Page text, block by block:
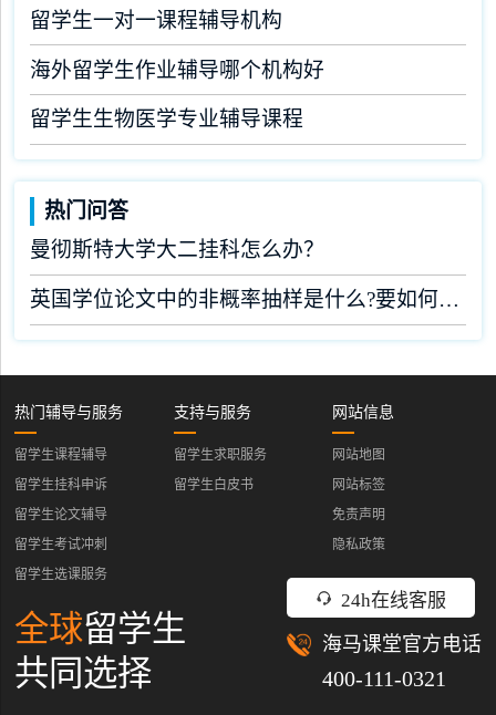
留学生一对一课程辅导机构
海外留学生作业辅导哪个机构好
留学生生物医学专业辅导课程
热门问答
曼彻斯特大学大二挂科怎么办？
英国学位论文中的非概率抽样是什么?要如何完成?
24h在线客服
海马课堂官方电话
400-111-0321
热门辅导与服务
留学生课程辅导
留学生挂科申诉
留学生论文辅导
留学生考试冲刺
留学生选课服务
支持与服务
留学生求职服务
留学生白皮书
网站信息
网站地图
网站标签
免责声明
隐私政策
全球留学生
共同选择